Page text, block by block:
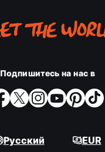
Подпишитесь на нас в
Русский EUR